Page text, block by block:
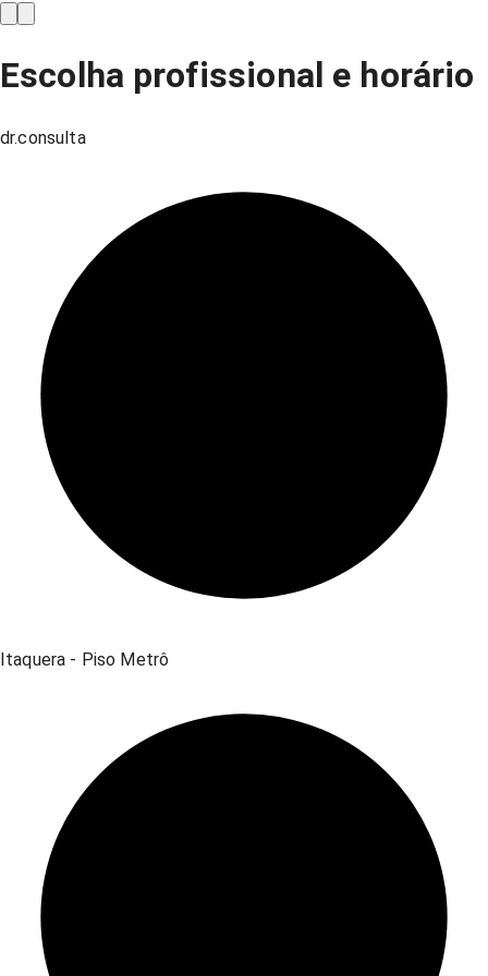
Escolha profissional e horário
dr.consulta
Itaquera - Piso Metrô